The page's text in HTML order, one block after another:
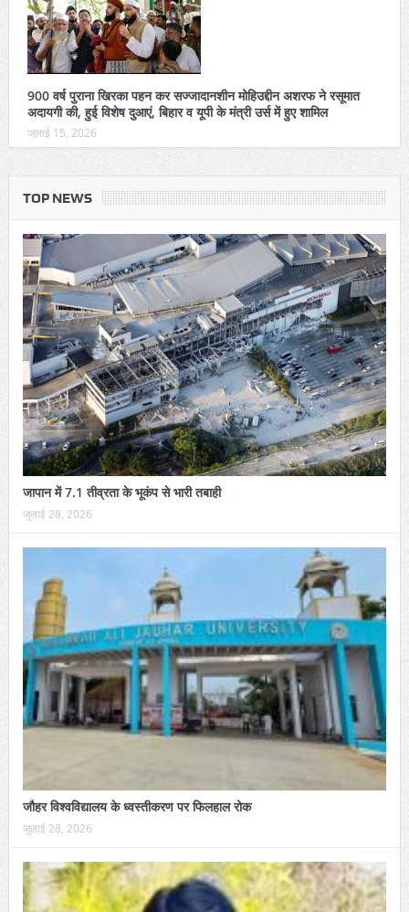
900 वर्ष पुराना खिरका पहन कर सज्जादानशीन मोहिउद्दीन अशरफ ने रसूमात
अदायगी की, हुई विशेष दुआएं, बिहार व यूपी के मंत्री उर्स में हुए शामिल
जुलाई 15, 2026
TOP NEWS
जापान में 7.1 तीव्रता के भूकंप से भारी तबाही
जुलाई 28, 2026
जौहर विश्वविद्यालय के ध्वस्तीकरण पर फिलहाल रोक
जुलाई 28, 2026